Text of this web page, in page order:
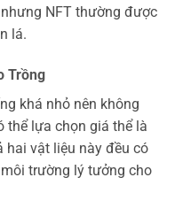
NFT thường được
lá.
Trồng
khá nhỏ nên không
thể lựa chọn giá thể là
hai vật liệu này đều có
trường lý tưởng cho